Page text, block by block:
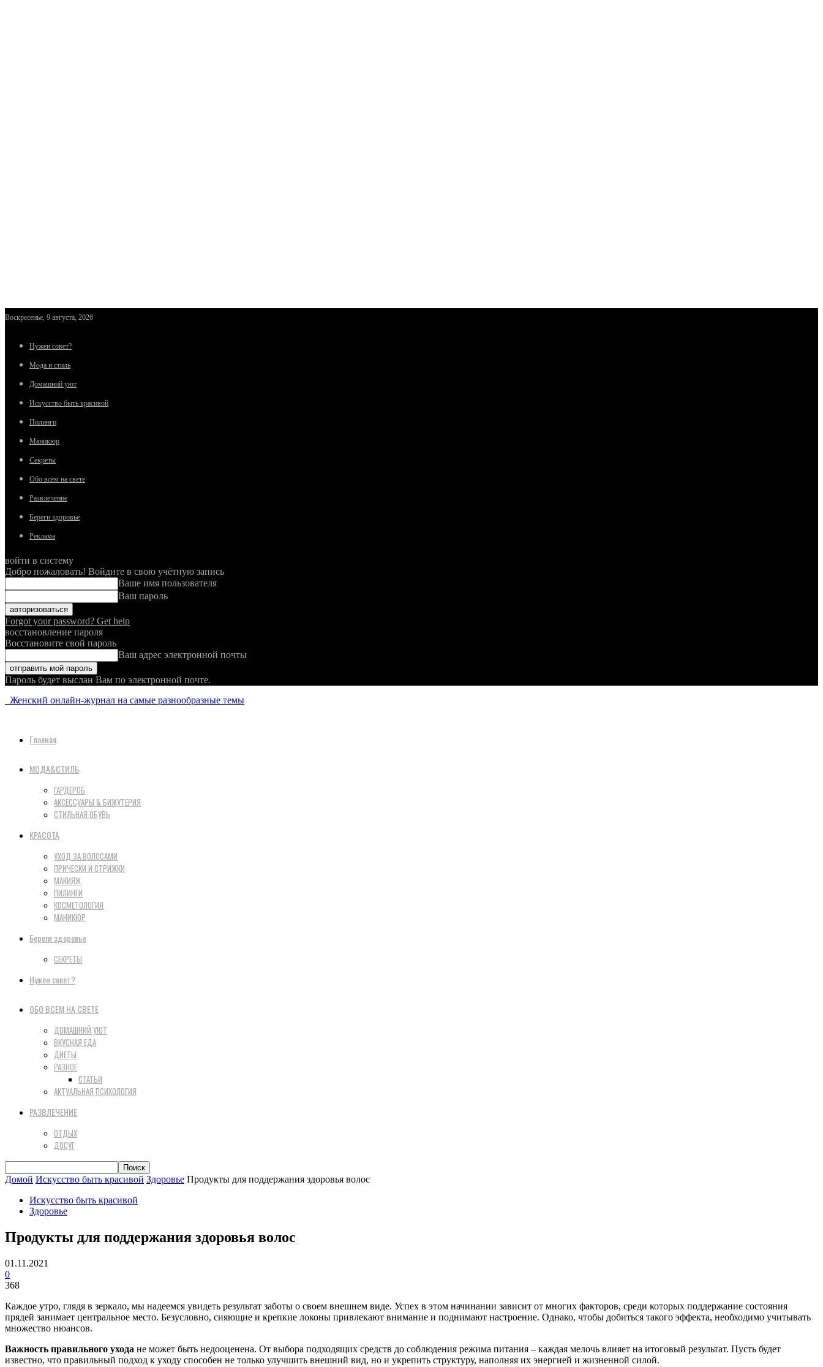
Воскресенье, 9 августа, 2026
Нужен совет?
Мода и стиль
Домашний уют
Искусство быть красивой
Пилинги
Маникюр
Секреты
Обо всём на свете
Развлечение
Береги здоровье
Реклама
войти в систему
Добро пожаловать! Войдите в свою учётную запись
Ваше имя пользователя
Ваш пароль
Forgot your password? Get help
восстановление пароля
Восстановите свой пароль
Ваш адрес электронной почты
Пароль будет выслан Вам по электронной почте.
Женский онлайн-журнал на самые разнообразные темы
Главная
МОДА&СТИЛЬ
ГАРДЕРОБ
АКСЕССУАРЫ & БИЖУТЕРИЯ
СТИЛЬНАЯ ОБУВЬ
КРАСОТА
УХОД ЗА ВОЛОСАМИ
ПРИЧЕСКИ И СТРИЖКИ
МАКИЯЖ
ПИЛИНГИ
КОСМЕТОЛОГИЯ
МАНИКЮР
Береги здоровье
СЕКРЕТЫ
Нужен совет?
ОБО ВСЕМ НА СВЕТЕ
ДОМАШНИЙ УЮТ
ВКУСНАЯ ЕДА
ДИЕТЫ
РАЗНОЕ
СТАТЬИ
АКТУАЛЬНАЯ ПСИХОЛОГИЯ
РАЗВЛЕЧЕНИЕ
ОТДЫХ
ДОСУГ
Домой Искусство быть красивой Здоровье Продукты для поддержания здоровья волос
Искусство быть красивой
Здоровье
Продукты для поддержания здоровья волос
01.11.2021
0
368
Каждое утро, глядя в зеркало, мы надеемся увидеть результат заботы о своем внешнем виде. Успех в этом начинании зависит от многих факторов, среди которых поддержание состояния
прядей занимает центральное место. Безусловно, сияющие и крепкие локоны привлекают внимание и поднимают настроение. Однако, чтобы добиться такого эффекта, необходимо учитывать
множество нюансов.
Важность правильного ухода не может быть недооценена. От выбора подходящих средств до соблюдения режима питания – каждая мелочь влияет на итоговый результат. Пусть будет
известно, что правильный подход к уходу способен не только улучшить внешний вид, но и укрепить структуру, наполняя их энергией и жизненной силой.